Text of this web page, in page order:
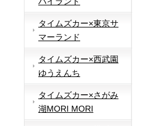
タイムズカー×東京サ
マーランド
タイムズカー×西武園
ゆうえんち
タイムズカー×さがみ
湖MORI MORI